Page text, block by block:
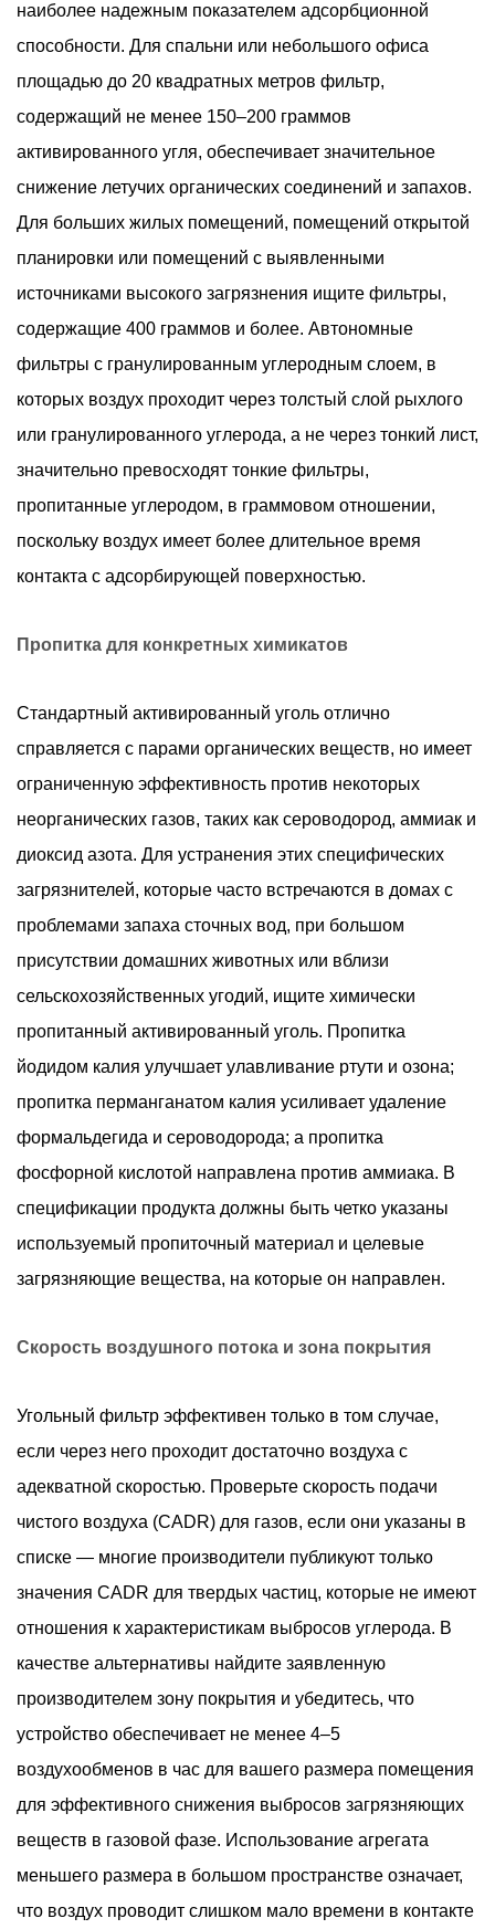
наиболее надежным показателем адсорбционной
способности. Для спальни или небольшого офиса
площадью до 20 квадратных метров фильтр,
содержащий не менее 150–200 граммов
активированного угля, обеспечивает значительное
снижение летучих органических соединений и запахов.
Для больших жилых помещений, помещений открытой
планировки или помещений с выявленными
источниками высокого загрязнения ищите фильтры,
содержащие 400 граммов и более. Автономные
фильтры с гранулированным углеродным слоем, в
которых воздух проходит через толстый слой рыхлого
или гранулированного углерода, а не через тонкий лист,
значительно превосходят тонкие фильтры,
пропитанные углеродом, в граммовом отношении,
поскольку воздух имеет более длительное время
контакта с адсорбирующей поверхностью.
Пропитка для конкретных химикатов
Стандартный активированный уголь отлично
справляется с парами органических веществ, но имеет
ограниченную эффективность против некоторых
неорганических газов, таких как сероводород, аммиак и
диоксид азота. Для устранения этих специфических
загрязнителей, которые часто встречаются в домах с
проблемами запаха сточных вод, при большом
присутствии домашних животных или вблизи
сельскохозяйственных угодий, ищите химически
пропитанный активированный уголь. Пропитка
йодидом калия улучшает улавливание ртути и озона;
пропитка перманганатом калия усиливает удаление
формальдегида и сероводорода; а пропитка
фосфорной кислотой направлена ​​против аммиака. В
спецификации продукта должны быть четко указаны
используемый пропиточный материал и целевые
загрязняющие вещества, на которые он направлен.
Скорость воздушного потока и зона покрытия
Угольный фильтр эффективен только в том случае,
если через него проходит достаточно воздуха с
адекватной скоростью. Проверьте скорость подачи
чистого воздуха (CADR) для газов, если они указаны в
списке — многие производители публикуют только
значения CADR для твердых частиц, которые не имеют
отношения к характеристикам выбросов углерода. В
качестве альтернативы найдите заявленную
производителем зону покрытия и убедитесь, что
устройство обеспечивает не менее 4–5
воздухообменов в час для вашего размера помещения
для эффективного снижения выбросов загрязняющих
веществ в газовой фазе. Использование агрегата
меньшего размера в большом пространстве означает,
что воздух проводит слишком мало времени в контакте